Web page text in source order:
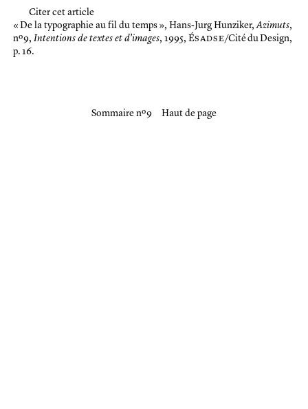
Citer cet article
« De la typographie au fil du temps », Hans‑Jurg Hunziker,Azimuts,
nº 9, Intentions de textes et d’images, 1995, Ésadse/Cité du Design,
p. 16.
Sommaire nº 9 Haut de page